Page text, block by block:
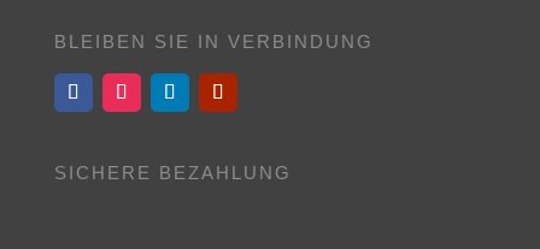
BLEIBEN SIE IN VERBINDUNG
SICHERE BEZAHLUNG